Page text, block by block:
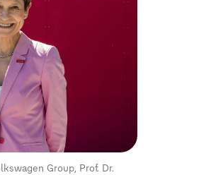
Group, Prof. Dr.